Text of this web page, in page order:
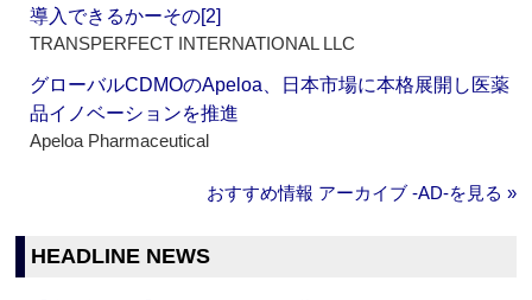
導入できるかーその[2]
TRANSPERFECT INTERNATIONAL LLC
グローバルCDMOのApeloa、日本市場に本格展開し医薬
品イノベーションを推進
Apeloa Pharmaceutical
おすすめ情報 アーカイブ ‐AD‐を見る »
HEADLINE NEWS